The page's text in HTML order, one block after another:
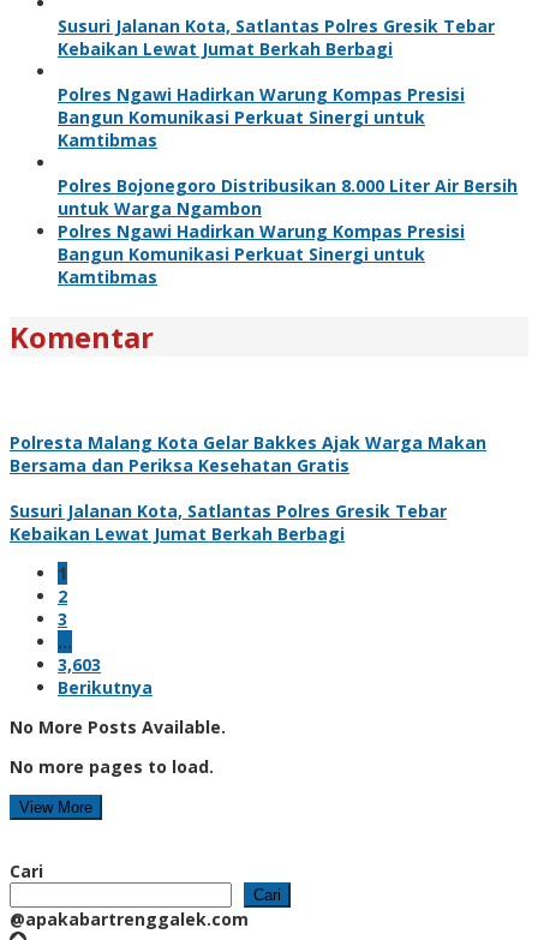
Susuri Jalanan Kota, Satlantas Polres Gresik Tebar
Kebaikan Lewat Jumat Berkah Berbagi
Polres Ngawi Hadirkan Warung Kompas Presisi
Bangun Komunikasi Perkuat Sinergi untuk
Kamtibmas
Polres Bojonegoro Distribusikan 8.000 Liter Air Bersih
untuk Warga Ngambon
Polres Ngawi Hadirkan Warung Kompas Presisi
Bangun Komunikasi Perkuat Sinergi untuk
Kamtibmas
Komentar
Polresta Malang Kota Gelar Bakkes Ajak Warga Makan
Bersama dan Periksa Kesehatan Gratis
Susuri Jalanan Kota, Satlantas Polres Gresik Tebar
Kebaikan Lewat Jumat Berkah Berbagi
1
2
3
…
3,603
Berikutnya
No More Posts Available.
No more pages to load.
View More
Cari
Cari
@apakabartrenggalek.com